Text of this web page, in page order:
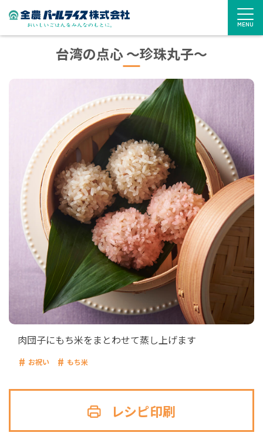
MENU
台湾の点心 〜珍珠丸子〜
肉団子にもち米をまとわせて蒸し上げます
お祝い もち米
レシピ印刷